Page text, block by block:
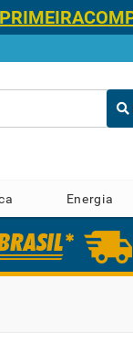
Energia